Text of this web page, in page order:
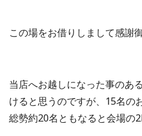
この場をお借りしまして感謝
当店へお越しになった事のあ
けると思うのですが、15名の
総勢約20名ともなると会場の